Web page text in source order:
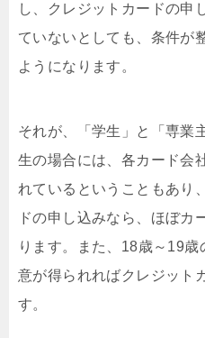
し、クレジットカードの申
ていないとしても、条件が
ようになります。
それが、「学生」と「専業
生の場合には、各カード会
れているということもあり
ドの申し込みなら、ほぼカ
ります。また、18歳～19
意が得られればクレジット
す。